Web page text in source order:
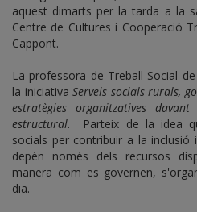
aquest dimarts per la tarda a la
Centre de Cultures i Cooperació
Cappont.
La professora de Treball Social
la iniciativa Serveis socials rurals,
estratègies organitzatives
estructural. Parteix de la idea
socials per contribuir a la
depèn només dels recursos
manera com es governen,
dia.